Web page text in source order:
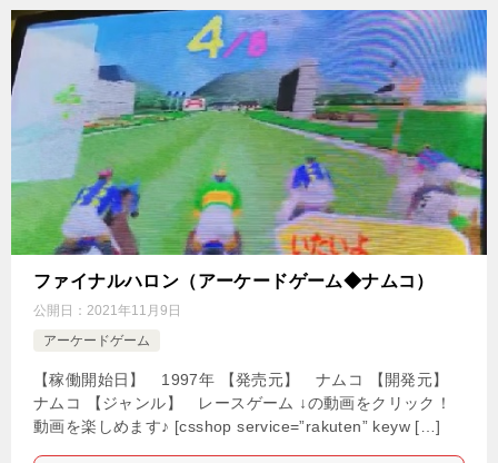
ファイナルハロン（アーケードゲーム◆ナムコ）
公開日： 2021年11月9日
アーケードゲーム
【稼働開始日】 1997年 【発売元】 ナムコ 【開発元】
ナムコ 【ジャンル】 レースゲーム ↓の動画をクリック！
動画を楽しめます♪ [csshop service=”rakuten” keyw […]